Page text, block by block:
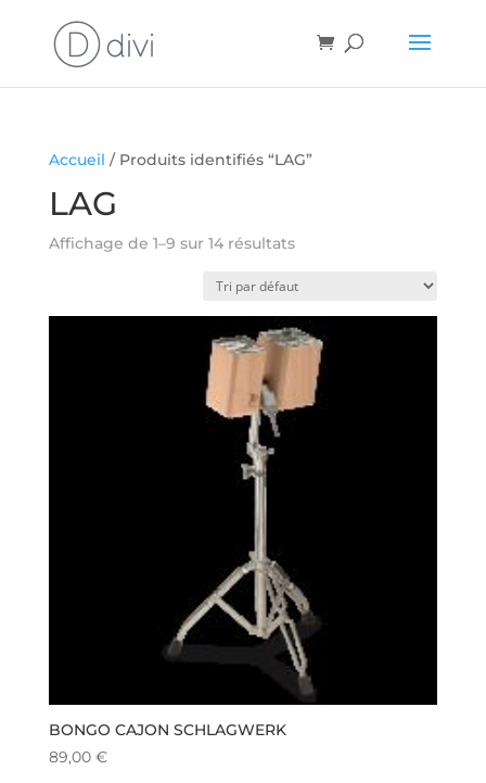
Accueil / Produits identifiés “LAG”
LAG
Affichage de 1–9 sur 14 résultats
BONGO CAJON SCHLAGWERK
89,00 €